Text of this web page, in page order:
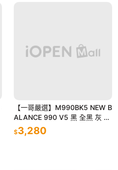
【一哥嚴選】M990BK5 NEW B
ALANCE 990 V5 黑 全黑 灰 麂
皮 美製 復古 慢跑鞋 男女鞋
$3,280